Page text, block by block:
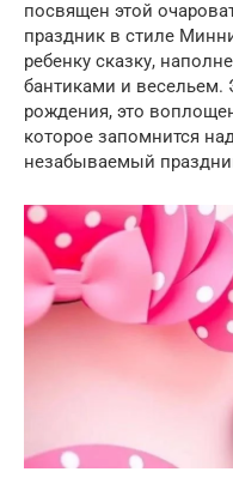
посвящен этой
праздник в стиле
ребенку сказку,
бантиками и весельем.
рождения, это
которое запомнится
незабываемый